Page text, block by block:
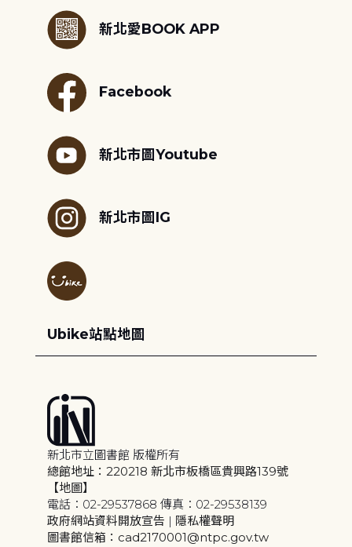
新北愛BOOK APP
Facebook
新北市圖Youtube
新北市圖IG
Ubike站點地圖
新北市立圖書館 版權所有
總館地址：220218 新北市板橋區貴興路139號
【地圖】
電話：02-29537868 傳真：02-29538139
政府網站資料開放宣告 | 隱私權聲明
圖書館信箱：cad2170001@ntpc.gov.tw